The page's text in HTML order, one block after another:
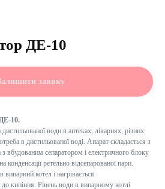
ДЕ-10
заявку
10.
води в аптеках, лікарнях, різних
в дистильованої воді. Апарат складається з
з вбудованим сепаратором і електричного блоку
конденсації ретельно відсепарованої пари.
котел і нагрівається
кипіння. Рівень води в випарному котлі